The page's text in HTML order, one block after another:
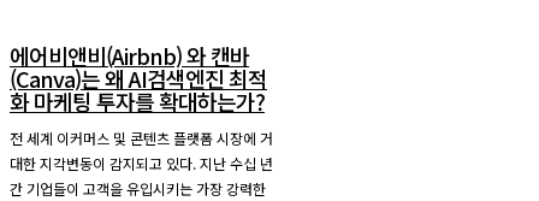
에어비앤비(Airbnb) 와 캔바
(Canva)는 왜 AI검색엔진 최적
화 마케팅 투자를 확대하는가?
전 세계 이커머스 및 콘텐츠 플랫폼 시장에 거
대한 지각변동이 감지되고 있다. 지난 수십 년
간 기업들이 고객을 유입시키는 가장 강력한